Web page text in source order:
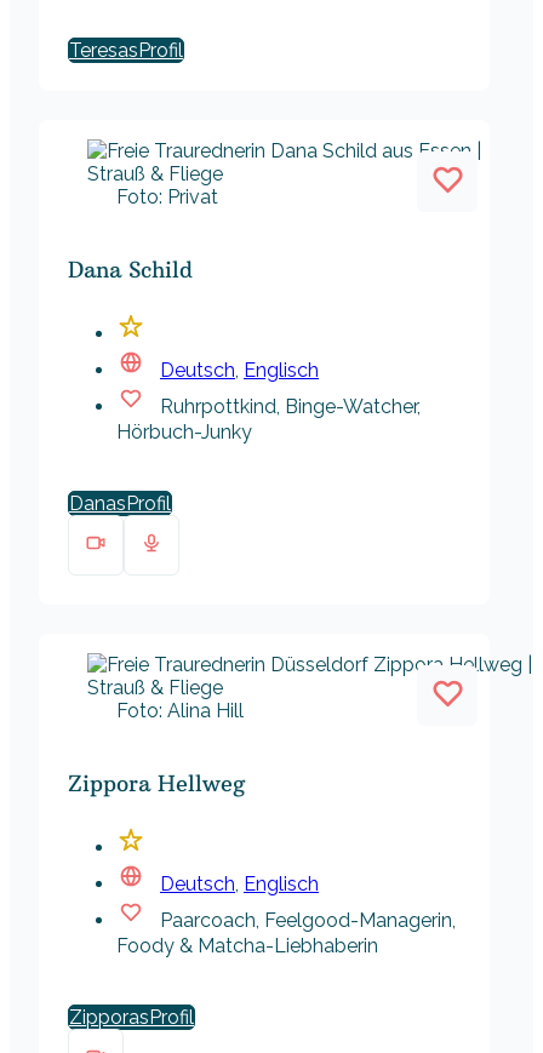
Teresas
Foto: Privat
Dana Schild
Deutsch, Englisch
Ruhrpottkind, Binge-Watcher,
Hörbuch-Junky
Danas
Foto: Alina Hill
Zippora Hellweg
Deutsch, Englisch
Paarcoach, Feelgood-Managerin,
Foody & Matcha-Liebhaberin
Zipporas